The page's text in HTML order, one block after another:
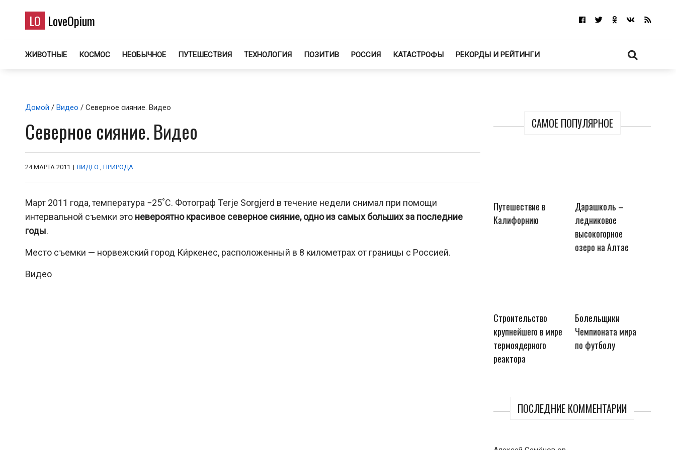
LO LoveOpium
ЖИВОТНЫЕ КОСМОС НЕОБЫЧНОЕ ПУТЕШЕСТВИЯ ТЕХНОЛОГИЯ ПОЗИТИВ РОССИЯ КАТАСТРОФЫ РЕКОРДЫ И РЕЙТИНГИ
САМОЕ ПОПУЛЯРНОЕ
Путешествие в
Калифорнию
Дарашколь –
ледниковое
высокогорное
озеро на Алтае
Строительство
крупнейшего в мире
термоядерного
реактора
Болельщики
Чемпионата мира
по футболу
ПОСЛЕДНИЕ КОММЕНТАРИИ
Домой / Видео / Северное сияние. Видео
Северное сияние. Видео
24 МАРТА 2011 | ВИДЕО , ПРИРОДА
Март 2011 года, температура −25˚C. Фотограф Terje Sorgjerd в течение недели снимал при помощи
интервальной съемки это невероятно красивое северное сияние, одно из самых больших за последние
годы.
Место съемки — норвежский город Ки́ркенес, расположенный в 8 километрах от границы с Россией.
Видео